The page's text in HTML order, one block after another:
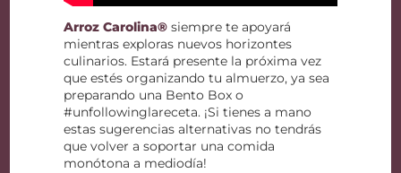
Arroz Carolina® siempre te apoyará
mientras exploras nuevos horizontes
culinarios. Estará presente la próxima vez
que estés organizando tu almuerzo, ya sea
preparando una Bento Box o
#unfollowinglareceta. ¡Si tienes a mano
estas sugerencias alternativas no tendrás
que volver a soportar una comida
monótona a mediodía!